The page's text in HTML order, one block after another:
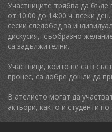
Участниците трябва да бъде
от 10:00 до 14:00 ч. всеки
сесии следобед за
дискусия, съобразно
са задължителни.
Участници, които не са в
процес, са добре дошли да
В ателието могат да
актьори, както и студенти